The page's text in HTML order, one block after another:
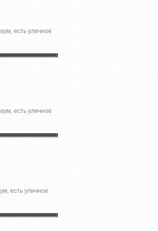
есть уличное
есть уличное
есть уличное